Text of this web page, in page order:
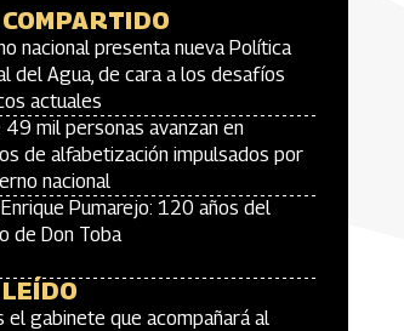
nacional presenta nueva Política
del Agua, de cara a los desafíos
actuales
49 mil personas avanzan en
de alfabetización impulsados por
nacional
Pumarejo: 120 años del
de Don Toba
el gabinete que acompañará al